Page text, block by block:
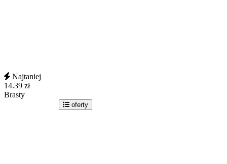
Najtaniej
14.39 zł
Brasty
oferty